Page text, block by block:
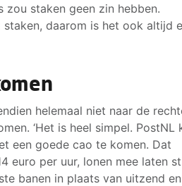
staken geen zin hebben.
daarom is het ook altijd
helemaal niet naar de
‘Het is heel simpel. PostNL
een goede cao te komen. Dat
euro per uur, lonen mee laten
banen in plaats van uitzend